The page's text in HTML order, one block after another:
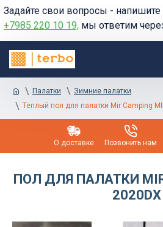
Задайте свои вопросы - напишите
+7985 220 10 19, мы ответим
Палатки
Зимние палатки
Теплый пол для палатки Mir Camping
О доставке Позвонить нам
ПОЛ ДЛЯ ПАЛАТКИ
2020DX